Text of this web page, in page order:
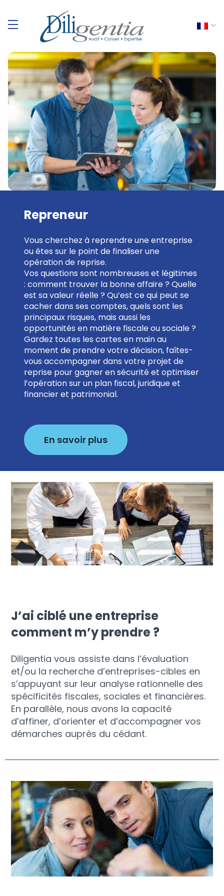
Repreneur
Vous cherchez à reprendre une entreprise
ou êtes sur le point de finaliser une
opération de reprise.
Vos questions sont nombreuses et légitimes
: comment trouver la bonne affaire ? Quelle
est sa valeur réelle ? Qu’est ce qui peut se
cacher dans ses comptes, quels sont les
principaux risques, mais aussi les
opportunités en matière fiscale ou sociale ?
Gardez toutes les cartes en main au
moment de prendre votre décision, faîtes-
vous accompagner dans votre projet de
reprise pour gagner en sécurité et optimiser
l’opération sur un plan fiscal, juridique et
financier et patrimonial.
En savoir plus
J’ai ciblé une entreprise
comment m’y prendre ?
Diligentia vous assiste dans l’évaluation
et/ou la recherche d’entreprises-cibles en
s’appuyant sur leur analyse rationnelle des
spécificités fiscales, sociales et financières.
En parallèle, nous avons la capacité
d’affiner, d’orienter et d’accompagner vos
démarches auprès du cédant.